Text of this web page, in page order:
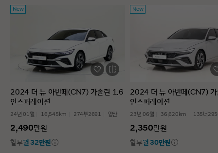
New
2024 더 뉴 아반떼(CN7) 가솔린 1.6
인스퍼레이션
24년 01월 16,545km 274부2691 양산
2,490만원
할부월 32만원
New
2024 더 뉴 아반떼(CN7)
인스퍼레이션
23년 06월 36,620km 135너
2,350만원
할부월 30만원